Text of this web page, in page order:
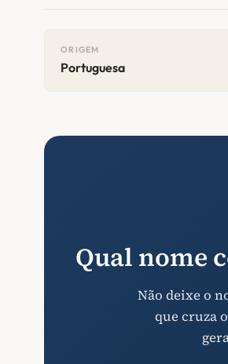
ORIGEM
Portuguesa
Qual nome
Não deixe o
que cruza